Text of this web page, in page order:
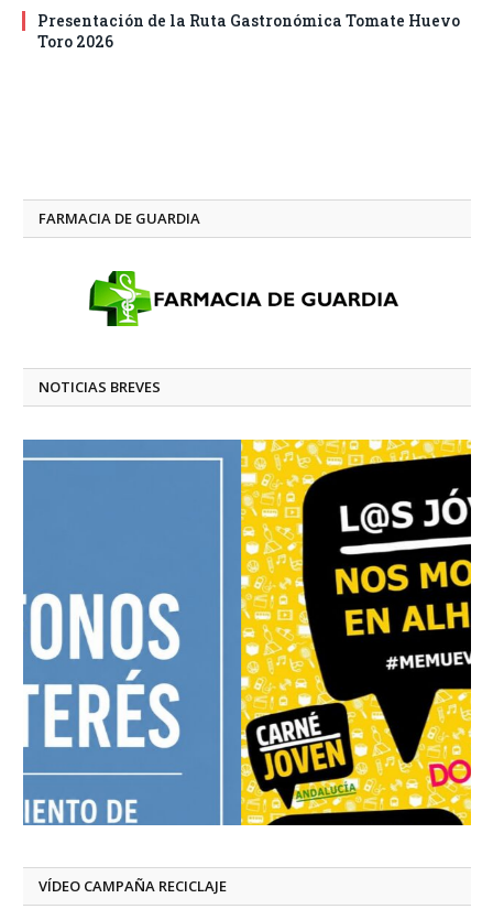
Presentación de la Ruta Gastronómica Tomate Huevo
Toro 2026
FARMACIA DE GUARDIA
NOTICIAS BREVES
VÍDEO CAMPAÑA RECICLAJE